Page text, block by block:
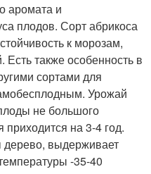
аромата и
плодов. Сорт абрикоса
к морозам,
Есть также особенность в
сортами для
Урожай
не большого
на 3-4 год.
дерево, выдерживает
-35-40